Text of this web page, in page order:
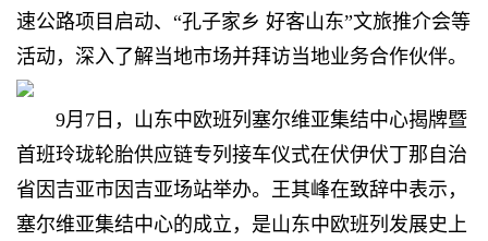
速公路项目启动、“孔子家乡 好客山东”文旅推介会等
活动，深入了解当地市场并拜访当地业务合作伙伴。
9月7日，山东中欧班列塞尔维亚集结中心揭牌暨
首班玲珑轮胎供应链专列接车仪式在伏伊伏丁那自治
省因吉亚市因吉亚场站举办。王其峰在致辞中表示，
塞尔维亚集结中心的成立，是山东中欧班列发展史上